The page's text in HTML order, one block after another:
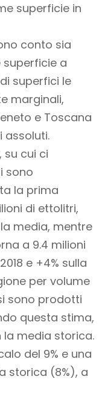
superficie in
conto sia
superficie a
superfici le
marginali,
e Toscana
assoluti.
su cui ci
sono
la prima
di ettolitri,
media, mentre
a 9.4 milioni
e +4% sulla
per volume
sono prodotti
questa stima,
la media storica.
del 9% e una
storica (8%), a